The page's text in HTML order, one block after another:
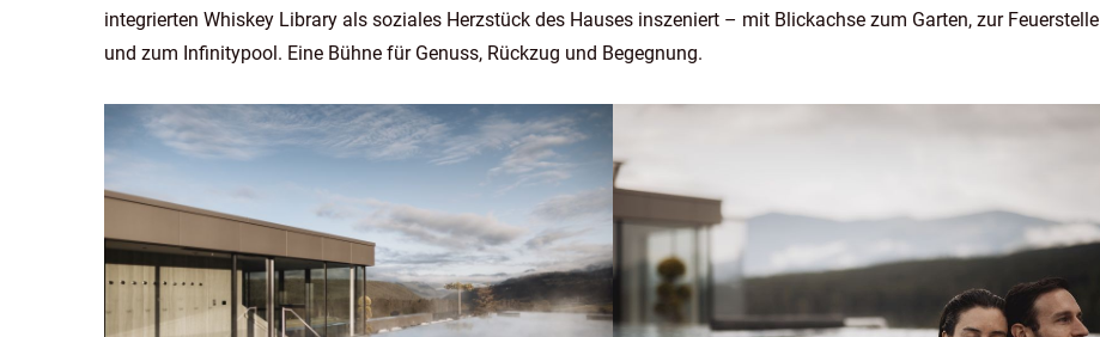
integrierten Whiskey Library als soziales Herzstück des Hauses inszeniert – mit Blickachse zum Garten, zur Feuerstelle
und zum Infinitypool. Eine Bühne für Genuss, Rückzug und Begegnung.